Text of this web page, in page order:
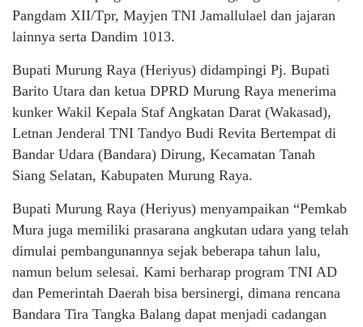
Pangdam XII/Tpr, Mayjen TNI Jamallulael dan jajaran
lainnya serta Dandim 1013.
Bupati Murung Raya (Heriyus) didampingi Pj. Bupati
Barito Utara dan ketua DPRD Murung Raya menerima
kunker Wakil Kepala Staf Angkatan Darat (Wakasad),
Letnan Jenderal TNI Tandyo Budi Revita Bertempat di
Bandar Udara (Bandara) Dirung, Kecamatan Tanah
Siang Selatan, Kabupaten Murung Raya.
Bupati Murung Raya (Heriyus) menyampaikan “Pemkab
Mura juga memiliki prasarana angkutan udara yang telah
dimulai pembangunannya sejak beberapa tahun lalu,
namun belum selesai. Kami berharap program TNI AD
dan Pemerintah Daerah bisa bersinergi, dimana rencana
Bandara Tira Tangka Balang dapat menjadi cadangan